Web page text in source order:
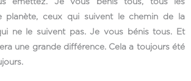
émettez. Je vous bénis tous, tous les
planète, ceux qui suivent le chemin de la
ne le suivent pas. Je vous bénis tous. Et
une grande différence. Cela a toujours été